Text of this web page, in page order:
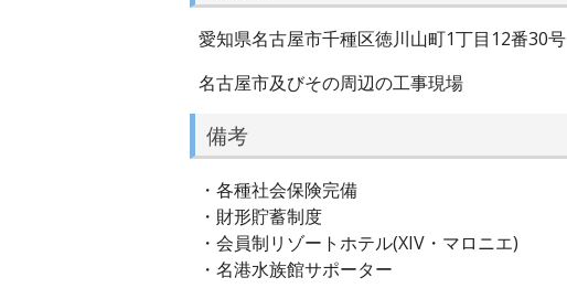
愛知県名古屋市千種区徳川山町1丁目12番30号
名古屋市及びその周辺の工事現場
備考
・各種社会保険完備
・財形貯蓄制度
・会員制リゾートホテル(XIV・マロニエ)
・名港水族館サポーター